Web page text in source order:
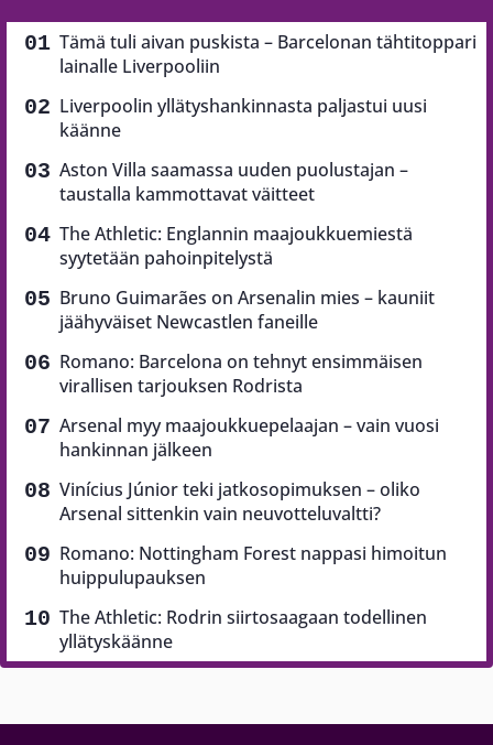
Tämä tuli aivan puskista – Barcelonan tähtitoppari
lainalle Liverpooliin
Liverpoolin yllätyshankinnasta paljastui uusi
käänne
Aston Villa saamassa uuden puolustajan –
taustalla kammottavat väitteet
The Athletic: Englannin maajoukkuemiestä
syytetään pahoinpitelystä
Bruno Guimarães on Arsenalin mies – kauniit
jäähyväiset Newcastlen faneille
Romano: Barcelona on tehnyt ensimmäisen
virallisen tarjouksen Rodrista
Arsenal myy maajoukkuepelaajan – vain vuosi
hankinnan jälkeen
Vinícius Júnior teki jatkosopimuksen – oliko
Arsenal sittenkin vain neuvotteluvaltti?
Romano: Nottingham Forest nappasi himoitun
huippulupauksen
The Athletic: Rodrin siirtosaagaan todellinen
yllätyskäänne